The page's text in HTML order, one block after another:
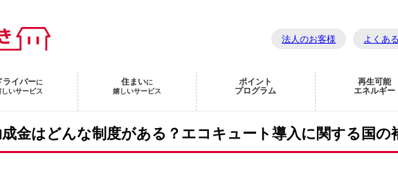
法人のお客様 よくあ
ライバーに
しいサービス
住まいに
嬉しいサービス
ポイント
プログラム
再生可能
エネルギー
金はどんな制度がある？エコキュート導入に関する国の